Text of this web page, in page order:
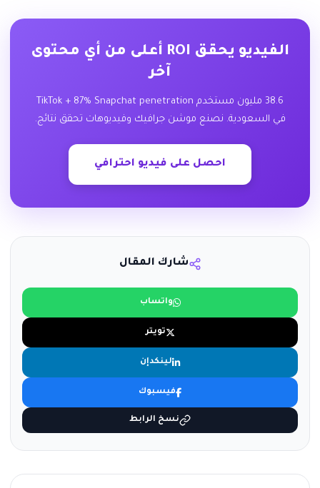
الفيديو يحقق ROI أعلى من أي محتوى
آخر
38.6 مليون مستخدم TikTok + 87% Snapchat penetration
في السعودية. نصنع موشن جرافيك وفيديوهات تحقق نتائج.
احصل على فيديو احترافي
شارك المقال
واتساب
تويتر
لينكدإن
فيسبوك
نسخ الرابط